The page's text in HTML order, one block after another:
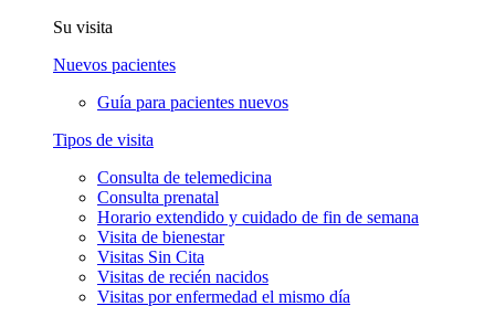
Su visita
Nuevos pacientes
Guía para pacientes nuevos
Tipos de visita
Consulta de telemedicina
Consulta prenatal
Horario extendido y cuidado de fin de semana
Visita de bienestar
Visitas Sin Cita
Visitas de recién nacidos
Visitas por enfermedad el mismo día